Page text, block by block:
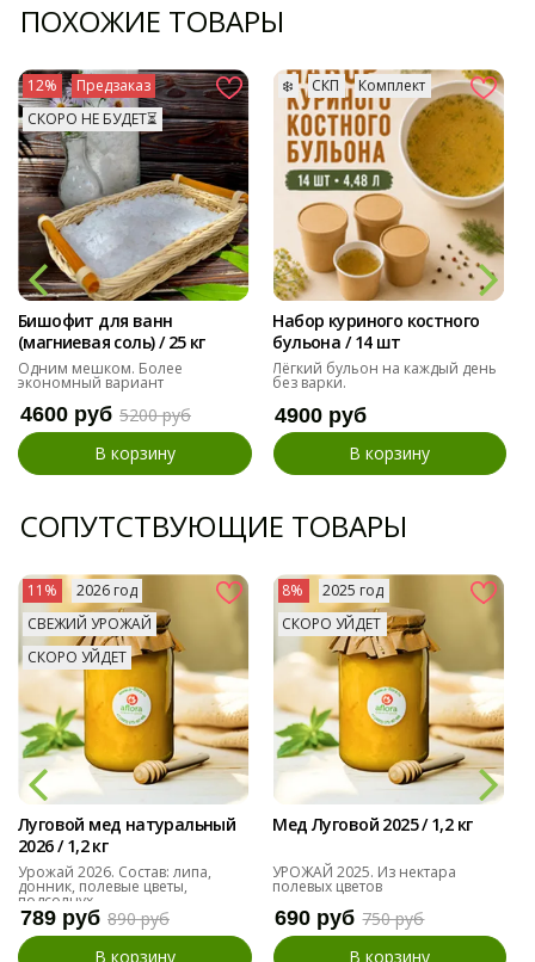
ПОХОЖИЕ ТОВАРЫ
12%
Предзаказ
СКОРО НЕ БУДЕТ⏳
Бишофит для ванн
(магниевая соль) / 25 кг
Одним мешком. Более
экономный вариант
4600 руб 5200 руб
В корзину
❄️ СКП Комплект
Набор куриного костного
бульона / 14 шт
Лёгкий бульон на каждый день
без варки.
4900 руб
В корзину
СОПУТСТВУЮЩИЕ ТОВАРЫ
11%
2026 год
СВЕЖИЙ УРОЖАЙ
СКОРО УЙДЕТ
Луговой мед натуральный
2026 / 1,2 кг
Урожай 2026. Состав: липа,
донник, полевые цветы,
подсолнух
789 руб 890 руб
В корзину
8%
2025 год
СКОРО УЙДЕТ
Мед Луговой 2025 / 1,2 кг
УРОЖАЙ 2025. Из нектара
полевых цветов
690 руб 750 руб
В корзину